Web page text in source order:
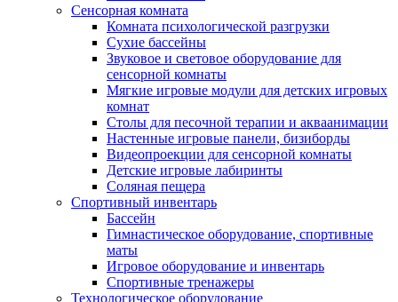
Сенсорная комната
Комната психологической разгрузки
Сухие бассейны
Звуковое и световое оборудование для
сенсорной комнаты
Мягкие игровые модули для детских игровых
комнат
Столы для песочной терапии и акваанимации
Настенные игровые панели, бизиборды
Видеопроекции для сенсорной комнаты
Детские игровые лабиринты
Соляная пещера
Спортивный инвентарь
Бассейн
Гимнастическое оборудование, спортивные
маты
Игровое оборудование и инвентарь
Спортивные тренажеры
Технологическое оборудование